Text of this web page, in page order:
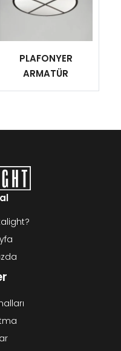
PLAFONYER
ARMATÜR